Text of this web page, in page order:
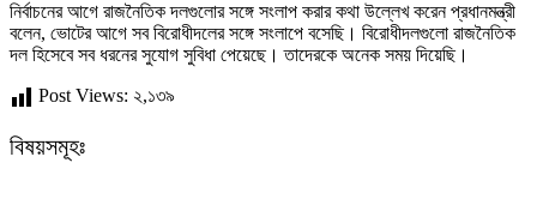
নির্বাচনের আগে রাজনৈতিক দলগুলোর সঙ্গে সংলাপ করার কথা উল্লেখ করেন প্রধানমন্ত্রী
বলেন, ভোটের আগে সব বিরোধীদলের সঙ্গে সংলাপে বসেছি। বিরোধীদলগুলো রাজনৈতিক
দল হিসেবে সব ধরনের সুযোগ সুবিধা পেয়েছে। তাদেরকে অনেক সময় দিয়েছি।
Post Views: ২,১৩৯
বিষয়সমূহঃ